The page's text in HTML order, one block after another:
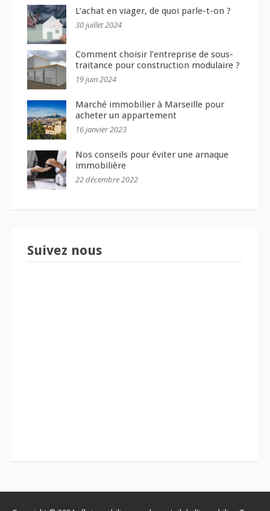
L’achat en viager, de quoi parle-t-on ?
30 juillet 2024
Comment choisir l’entreprise de sous-
traitance pour construction modulaire ?
19 juin 2024
Marché immobilier à Marseille pour
acheter un appartement
16 janvier 2023
Nos conseils pour éviter une arnaque
immobilière
22 décembre 2022
Suivez nous